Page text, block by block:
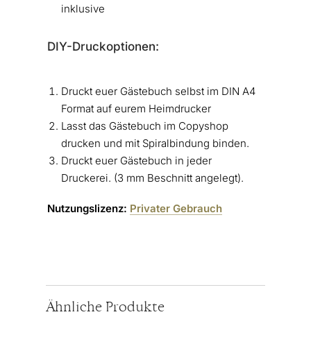
inklusive
DIY-Druckoptionen:
Druckt euer Gästebuch selbst im DIN A4
Format auf eurem Heimdrucker
Lasst das Gästebuch im Copyshop
drucken und mit Spiralbindung binden.
Druckt euer Gästebuch in jeder
Druckerei. (3 mm Beschnitt angelegt).
Nutzungslizenz: Privater Gebrauch
Ähnliche Produkte